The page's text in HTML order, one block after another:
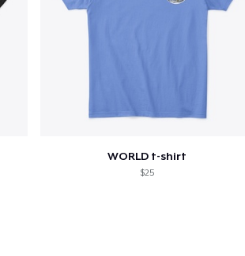
WORLD t-shirt
$25